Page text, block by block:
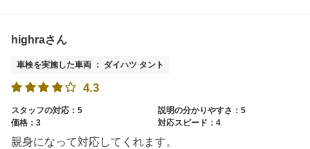
highraさん
車検を実施した車両 ： ダイハツ タント
4.3
スタッフの対応：5
説明の分かりやすさ：5
価格：3
対応スピード：4
親身になって対応してくれます。